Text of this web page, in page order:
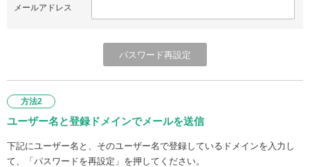
メールアドレス
方法2
ユーザー名と登録ドメインでメールを送信
下記にユーザー名と、そのユーザー名で登録しているドメインを入力し
て、「パスワードを再設定」を押してください。